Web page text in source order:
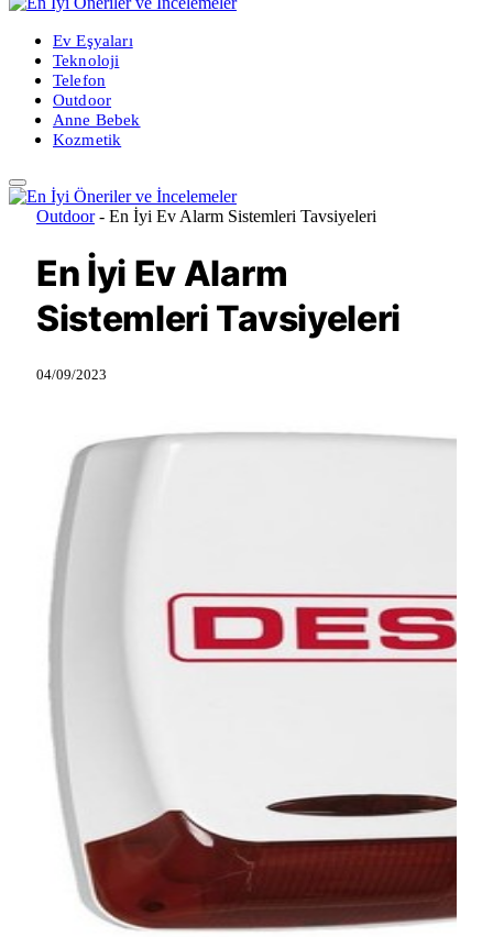
Ev Eşyaları
Teknoloji
Telefon
Outdoor
Anne Bebek
Kozmetik
Outdoor- En İyi Ev Alarm Sistemleri Tavsiyeleri
En İyi Ev Alarm
Sistemleri Tavsiyeleri
04/09/2023